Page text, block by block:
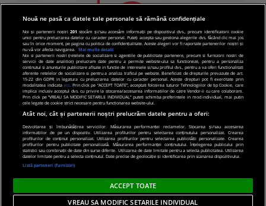
© 2019 PRO TV S.R.L |Politica de Cookie|Politica
de confidentialitate
Nouă ne pasă ca datele tale personale să rămână confidențiale
Noi și partenerii noștri201 stocăm și/sau accesăm informații pe dispozitivul dvs., precum identificatorii cookie
unici pentru prelucrarea datelor cu caracter personal. Puteți accepta sau gestiona alegerile dvs. făcând clic mai jos
sau în orice moment, pe pagina cu politica de confidențialitate. Aceste alegeri vor fi raportate partenerilor noștri și
nu vă vor afecta navigarea.
Mai multe detalii
Noi si partenerii nostri (retelele de socializare si agentiile de publicitate partenere, precum si furnizorii nostri de
servicii de date analitice) prelucram date pentru a permite website-ului sa functioneze, pentru a personaliza
continutul si anunturile publicitare afisate in functie de interesele si/sau profilul dvs., pentru a va oferi functionalitati
aferente retelelor de socializare si pentru a analiza traficul pe website. Beneficiati de drepturile prevazute de art.
15-22 din GDPR in legatura cu prelucrarea datelor cu caracter personal. Aceste drepturi pot fi exercitate prin
modalitatea indicata aici. Prin click pe “ACCEPT TOATE”, acceptati folosirea tuturor Tehnologiilor de tip Cookie, care
implica inclusiv acceptul dvs. cu privire la stocarea/accesarea informatiilor de catre Vendor-ii cu care colaboram.
Prin click pe “VREAU SA MODIFIC SETARILE INDIVIDUAL” puteti schimba preferintele in mod individual, mai putin
cele legate de cookie strict necesare pentru functionarea website-ului.
Atât noi, cât și partenerii noștri prelucrăm datele pentru a oferi:
Dezvoltarea și îmbunătățirea serviciilor. Măsurarea performanței reclamelor. Stocarea și/sau accesarea
informațiilor de pe un dispozitiv. Utilizarea profilurilor pentru selectarea conținutului personalizat. Crearea
profilurilor de conținut personalizat. Utilizarea profilurilor pentru selectarea publicității personalizate. Crearea
profilurilor pentru publicitate personalizată. Măsurarea performanței conținutului. Înțelegerea publicului prin
statistici sau combinații de date din surse diferite. Utilizarea de date limitate pentru a selecta publicitatea. Utilizarea
datelor limitate pentru a selecta conținutul. Date precise de geolocație și identificarea prin scanarea dispozitivului.
Listă parteneri (furnizori)
ACCEPT TOATE
VREAU SA MODIFIC SETARILE INDIVIDUAL